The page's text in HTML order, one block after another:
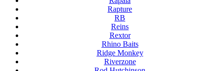
Rapture
RB
Reins
Rextor
Rhino Baits
Ridge Monkey
Riverzone